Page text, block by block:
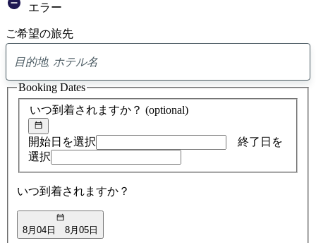
エラー
ご希望の旅先
ア
ド
バ
イ
検
索
いつ到着されますか？ (optional)
開始日を選択
終了日を
選択
いつ到着されますか？
8月04日 8月05日
Booking Dates